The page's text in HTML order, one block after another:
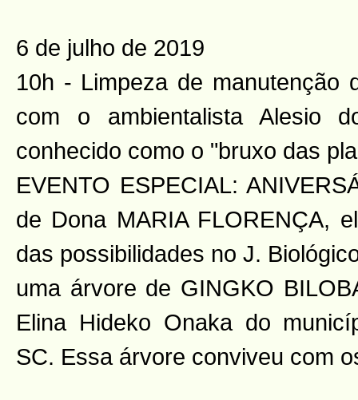
6 de julho de 2019
10h - Limpeza de manutenção
com o ambientalista Alesio
conhecido como o "bruxo das
EVENTO ESPECIAL:
de Dona MARIA FLORENÇA,
das possibilidades no J.
uma árvore de GINGKO
Elina Hideko Onaka do
SC. Essa árvore conviveu com